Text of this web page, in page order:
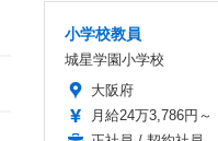
小学校教員
城星学園小学校
大阪府
月給24万3,786円～